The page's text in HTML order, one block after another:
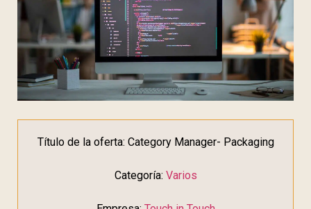
Título de la oferta: Category Manager- Packaging
Categoría: Varios